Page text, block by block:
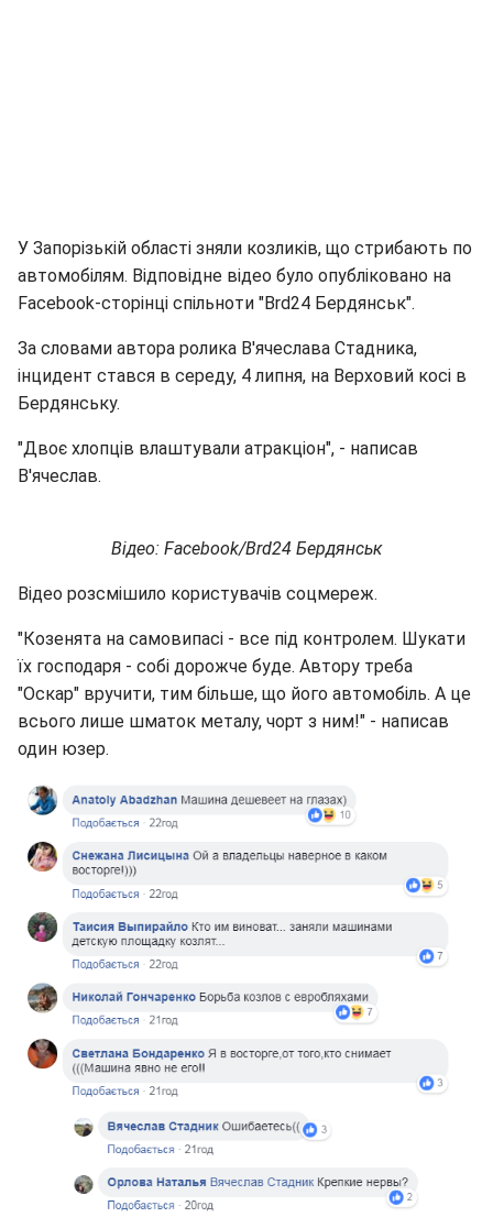
У Запорізькій області зняли козликів, що стрибають по
автомобілям. Відповідне відео було опубліковано на
Facebook-сторінці спільноти "Brd24 Бердянськ".
За словами автора ролика В'ячеслава Стадника,
інцидент стався в середу, 4 липня, на Верховий косі в
Бердянську.
"Двоє хлопців влаштували атракціон", - написав
В'ячеслав.
Відео: Facebook/Brd24 Бердянськ
Відео розсмішило користувачів соцмереж.
"Козенята на самовипасі - все під контролем. Шукати
їх господаря - собі дорожче буде. Автору треба
"Оскар" вручити, тим більше, що його автомобіль. А це
всього лише шматок металу, чорт з ним!" - написав
один юзер.